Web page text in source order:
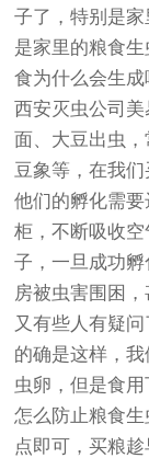
子了，特别是
是家里的粮食
食为什么会生成
西安灭虫公司美
面、大豆出虫，
豆象等，在我们
他们的孵化需
柜，不断吸收
子，一旦成功
房被虫害围困，
又有些人有疑
的确是这样，
虫卵，但是食用
怎么防止粮食
点即可，买粮趁